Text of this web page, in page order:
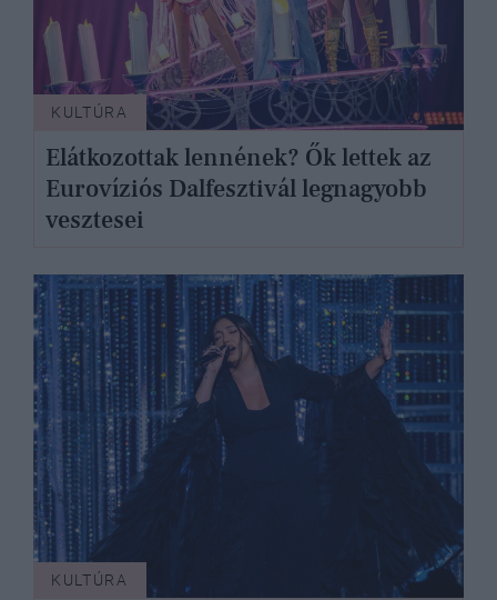
KULTÚRA
Elátkozottak lennének? Ők lettek az
Eurovíziós Dalfesztivál legnagyobb
vesztesei
KULTÚRA